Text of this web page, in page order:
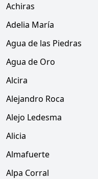
Achiras
Adelia María
Agua de las Piedras
Agua de Oro
Alcira
Alejandro Roca
Alejo Ledesma
Alicia
Almafuerte
Alpa Corral